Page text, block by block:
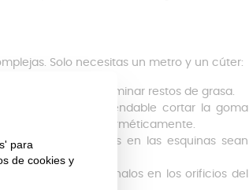
Solo necesitas un metro y un cúter:
del horno para eliminar restos de grasa.
puerta. Es recomendable cortar la goma
tensa y selle herméticamente.
que las uniones en las esquinas sean
silicona y engánchalos en los orificios del